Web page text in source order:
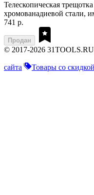
Телескопическая
хромованадиевой стали,
741 р.
Продан
© 2017-2026 31TOOLS.RU
сайта Товары со скидкой